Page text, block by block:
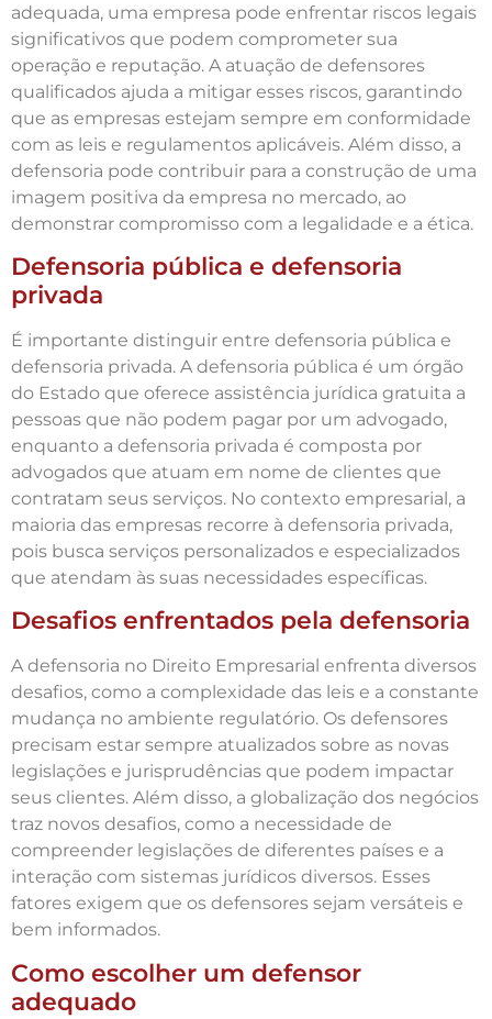
adequada, uma empresa pode enfrentar riscos legais
significativos que podem comprometer sua
operação e reputação. A atuação de defensores
qualificados ajuda a mitigar esses riscos, garantindo
que as empresas estejam sempre em conformidade
com as leis e regulamentos aplicáveis. Além disso, a
defensoria pode contribuir para a construção de uma
imagem positiva da empresa no mercado, ao
demonstrar compromisso com a legalidade e a ética.
Defensoria pública e defensoria
privada
É importante distinguir entre defensoria pública e
defensoria privada. A defensoria pública é um órgão
do Estado que oferece assistência jurídica gratuita a
pessoas que não podem pagar por um advogado,
enquanto a defensoria privada é composta por
advogados que atuam em nome de clientes que
contratam seus serviços. No contexto empresarial, a
maioria das empresas recorre à defensoria privada,
pois busca serviços personalizados e especializados
que atendam às suas necessidades específicas.
Desafios enfrentados pela defensoria
A defensoria no Direito Empresarial enfrenta diversos
desafios, como a complexidade das leis e a constante
mudança no ambiente regulatório. Os defensores
precisam estar sempre atualizados sobre as novas
legislações e jurisprudências que podem impactar
seus clientes. Além disso, a globalização dos negócios
traz novos desafios, como a necessidade de
compreender legislações de diferentes países e a
interação com sistemas jurídicos diversos. Esses
fatores exigem que os defensores sejam versáteis e
bem informados.
Como escolher um defensor
adequado